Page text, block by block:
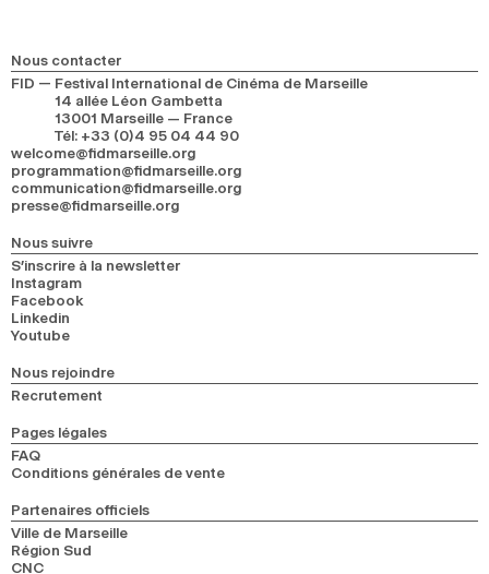
Nous contacter
FID — Festival International de Cinéma de Marseille
14 allée Léon Gambetta
13001 Marseille — France
Tél: +33 (0)4 95 04 44 90
welcome@fidmarseille.org
programmation@fidmarseille.org
communication@fidmarseille.org
presse@fidmarseille.org
Nous suivre
S’inscrire à la newsletter
Instagram
Facebook
Linkedin
Youtube
Nous rejoindre
Recrutement
Pages légales
FAQ
Conditions générales de vente
Partenaires officiels
Ville de Marseille
Région Sud
CNC